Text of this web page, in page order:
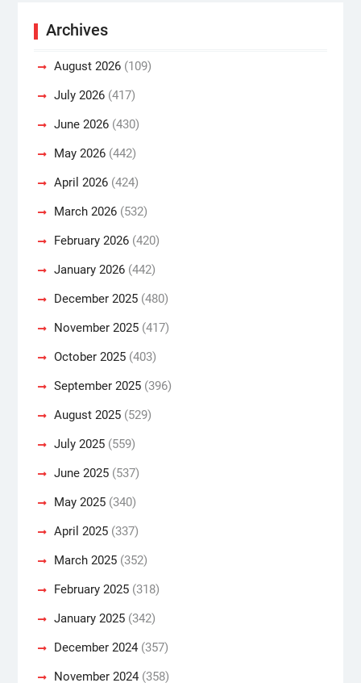
Archives
August 2026(109)
July 2026(417)
June 2026(430)
May 2026(442)
April 2026(424)
March 2026(532)
February 2026(420)
January 2026(442)
December 2025(480)
November 2025(417)
October 2025(403)
September 2025(396)
August 2025(529)
July 2025(559)
June 2025(537)
May 2025(340)
April 2025(337)
March 2025(352)
February 2025(318)
January 2025(342)
December 2024(357)
November 2024(358)